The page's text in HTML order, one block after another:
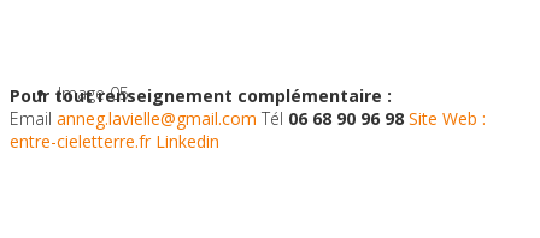
Image 05
Bien-être &
Pour tout renseignement complémentaire :
Email anneg.lavielle@gmail.com Tél 06 68 90 96 98 Site Web :
entre-cieletterre.fr Linkedin